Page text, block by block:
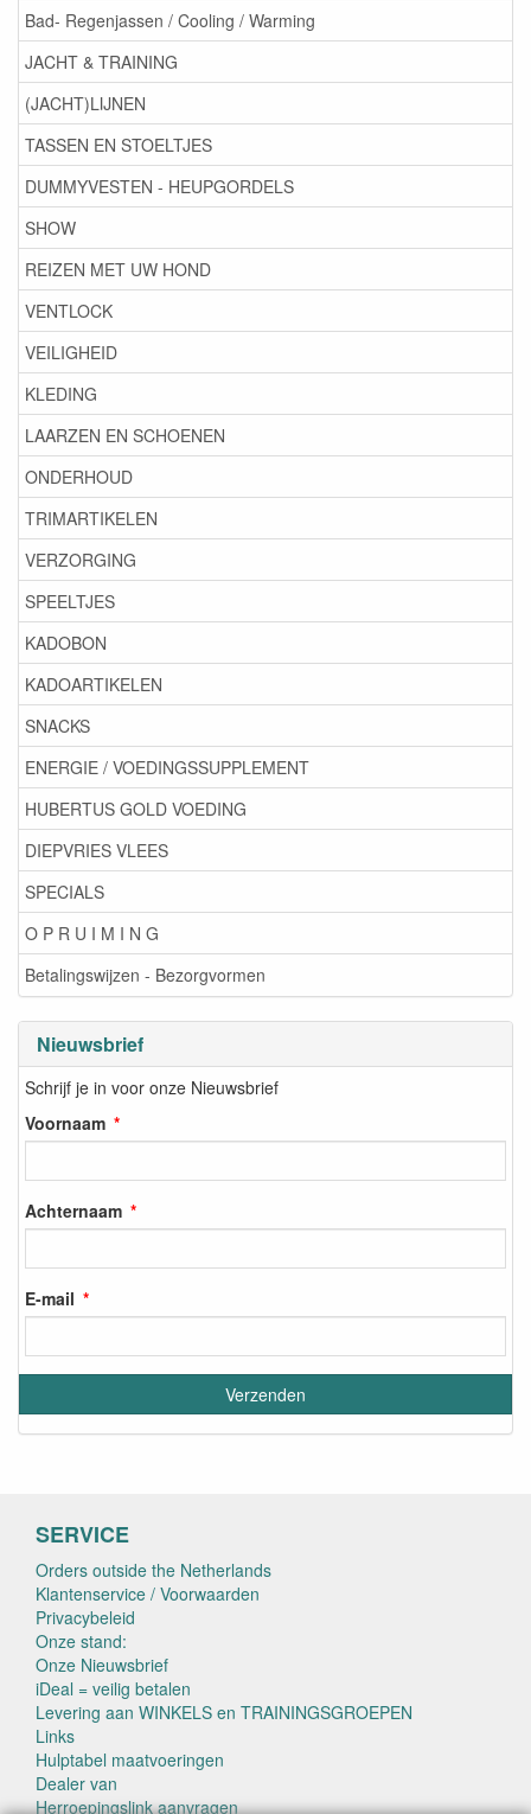
Bad- Regenjassen / Cooling / Warming
JACHT & TRAINING
(JACHT)LIJNEN
TASSEN EN STOELTJES
DUMMYVESTEN - HEUPGORDELS
SHOW
REIZEN MET UW HOND
VENTLOCK
VEILIGHEID
KLEDING
LAARZEN EN SCHOENEN
ONDERHOUD
TRIMARTIKELEN
VERZORGING
SPEELTJES
KADOBON
KADOARTIKELEN
SNACKS
ENERGIE / VOEDINGSSUPPLEMENT
HUBERTUS GOLD VOEDING
DIEPVRIES VLEES
SPECIALS
O P R U I M I N G
Betalingswijzen - Bezorgvormen
Nieuwsbrief
Schrijf je in voor onze Nieuwsbrief
Voornaam
Achternaam
E-mail
SERVICE
Orders outside the Netherlands
Klantenservice / Voorwaarden
Privacybeleid
Onze stand:
Onze Nieuwsbrief
iDeal = veilig betalen
Levering aan WINKELS en TRAININGSGROEPEN
Links
Hulptabel maatvoeringen
Dealer van
Herroepingslink aanvragen